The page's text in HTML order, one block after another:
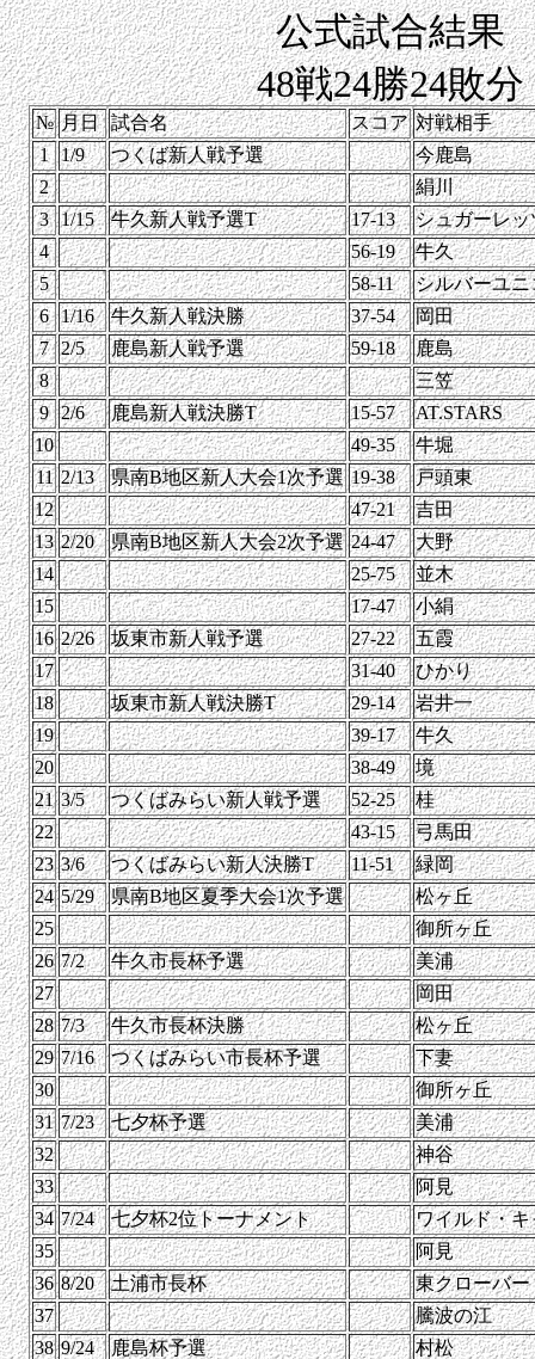
公式試合結果
48戦24勝24敗分
№ 月日 試合名 スコア 対戦相手
1 1/9 つくば新人戦予選
今鹿島
2
絹川
3 1/15 牛久新人戦予選T 17-13
シュガーレッ
4
56-19
牛久
5
58-11
シルバーユニ
6 1/16 牛久新人戦決勝 37-54
岡田
7 2/5 鹿島新人戦予選 59-18
鹿島
8
三笠
9 2/6 鹿島新人戦決勝T 15-57
AT.STARS
10
49-35
牛堀
11 2/13 県南B地区新人大会1次予選 19-38
戸頭東
12
47-21
吉田
13 2/20 県南B地区新人大会2次予選 24-47
大野
14
25-75
並木
15
17-47
小絹
16 2/26 坂東市新人戦予選 27-22
五霞
17
31-40
ひかり
18
坂東市新人戦決勝T 29-14
岩井一
19
39-17
牛久
20
38-49
境
21 3/5 つくばみらい新人戦予選 52-25
桂
22
43-15
弓馬田
23 3/6 つくばみらい新人決勝T 11-51
緑岡
24 5/29 県南B地区夏季大会1次予選
松ヶ丘
25
御所ヶ丘
26 7/2 牛久市長杯予選
美浦
27
岡田
28 7/3 牛久市長杯決勝
松ヶ丘
29 7/16 つくばみらい市長杯予選
下妻
30
御所ヶ丘
31 7/23 七夕杯予選
美浦
32
神谷
33
阿見
34 7/24 七夕杯2位トーナメント
ワイルド・キ
35
阿見
36 8/20 土浦市長杯
東クローバー
37
騰波の江
38 9/24 鹿島杯予選
村松